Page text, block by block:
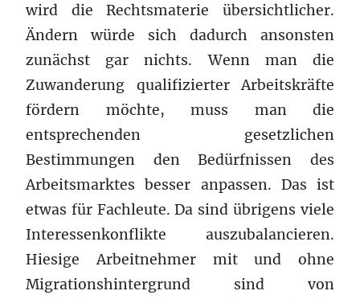
wird die Rechtsmaterie übersichtlicher.
Ändern würde sich dadurch ansonsten
zunächst gar nichts. Wenn man die
Zuwanderung qualifizierter Arbeitskräfte
fördern möchte, muss man die
entsprechenden gesetzlichen
Bestimmungen den Bedürfnissen des
Arbeitsmarktes besser anpassen. Das ist
etwas für Fachleute. Da sind übrigens viele
Interessenkonflikte auszubalancieren.
Hiesige Arbeitnehmer mit und ohne
Migrationshintergrund sind von